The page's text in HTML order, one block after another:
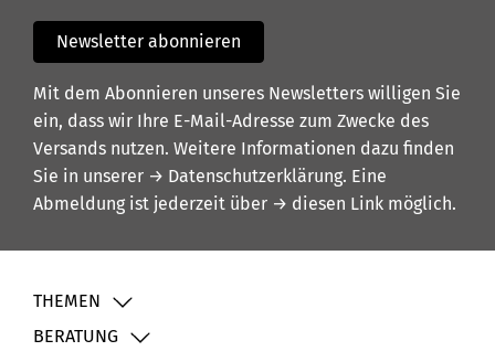
Newsletter abonnieren
Mit dem Abonnieren unseres Newsletters willigen Sie
ein, dass wir Ihre E-Mail-Adresse zum Zwecke des
Versands nutzen. Weitere Informationen dazu finden
Sie in unserer → Datenschutzerklärung. Eine
Abmeldung ist jederzeit über → diesen Link möglich.
THEMEN
BERATUNG